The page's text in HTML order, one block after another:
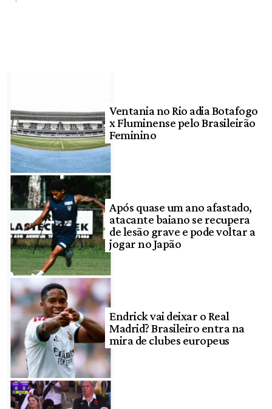
Ventania no Rio adia Botafogo
x Fluminense pelo Brasileirão
Feminino
Após quase um ano afastado,
atacante baiano se recupera
de lesão grave e pode voltar a
jogar no Japão
Endrick vai deixar o Real
Madrid? Brasileiro entra na
mira de clubes europeus